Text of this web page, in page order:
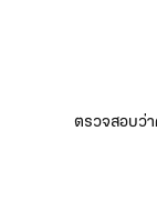
ตรวจสอบว่